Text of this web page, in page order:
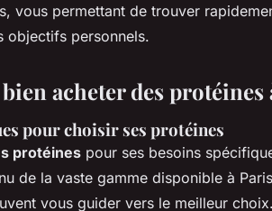
vous permettant de trouver
objectifs personnels.
acheter des protéines
pour choisir ses protéines
protéines pour ses besoins
de la vaste gamme disponible à
vous guider vers le meilleur